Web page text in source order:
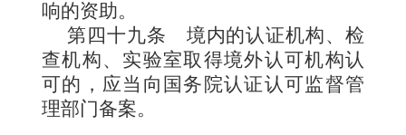
响的资助。
第四十九条 境内的认证机构、检
查机构、实验室取得境外认可机构认
可的，应当向国务院认证认可监督管
理部门备案。